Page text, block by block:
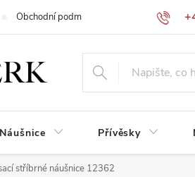
Obchodní podmínky Podmínky
Náušnice Přívěsky
stříbrné náušnice 12362